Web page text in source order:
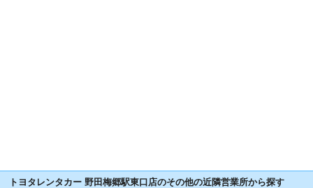
トヨタレンタカー 野田梅郷駅東口店のその他の近隣営業所から探す